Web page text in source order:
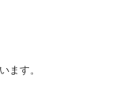
ます。